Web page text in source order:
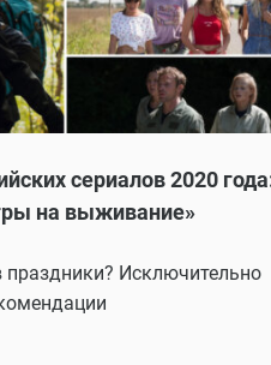
сериалов 2020
на выживание»
праздники? Исключительно